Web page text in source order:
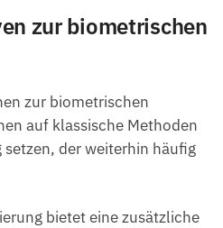
zur biometrischen
zur biometrischen
auf klassische Methoden
setzen, der weiterhin häufig
bietet eine zusätzliche